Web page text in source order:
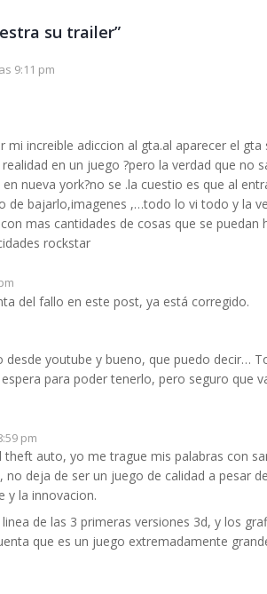
su trailer”
9:11 pm
increible adiccion al gta.al aparecer el gta
en un juego ?pero la verdad que no
nueva york?no se .la cuestio es que al
de bajarlo,imagenes ,…todo lo vi todo y la
mas cantidades de cosas que se puedan
rockstar
del fallo en este post, ya está corregido.
desde youtube y bueno, que puedo decir…
para poder tenerlo, pero seguro que
pm
auto, yo me trague mis palabras con
deja de ser un juego de calidad a pesar
y la innovacion.
de las 3 primeras versiones 3d, y los
que es un juego extremadamente